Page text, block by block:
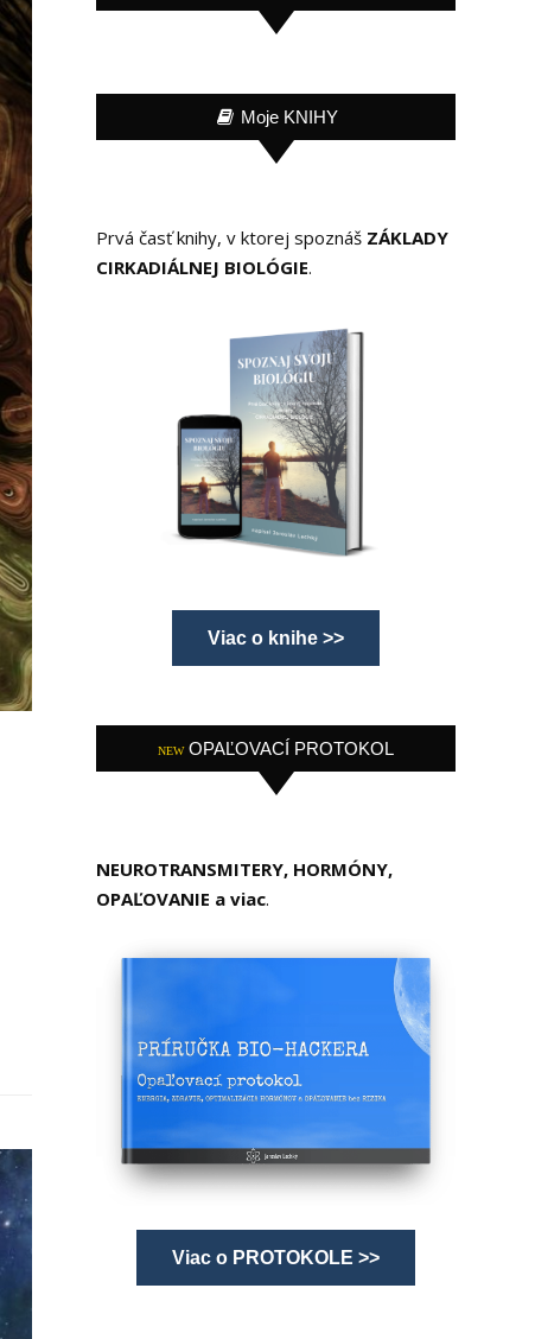
Moje KNIHY
Prvá časť knihy, v ktorej spoznáš ZÁKLADY
CIRKADIÁLNEJ BIOLÓGIE.
Viac o knihe >>
NEW OPAĽOVACÍ PROTOKOL
NEUROTRANSMITERY, HORMÓNY,
OPAĽOVANIE a viac.
Viac o PROTOKOLE >>